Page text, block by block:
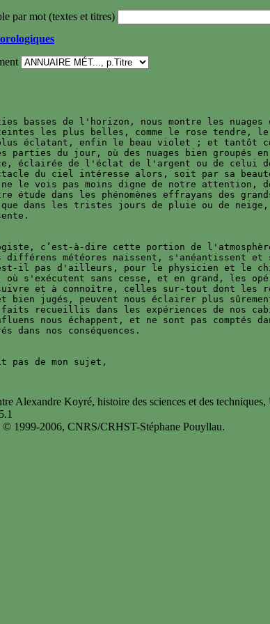
par mot (textes et titres)
basses de l'horizon, nous montre les nuages
teintes les plus belles, comme le rose tendre, le
éclatant, enfin le beau violet ; et tantôt
parties du jour, où des nuages bien groupés en
éclairée de l'éclat de l'argent ou de celui
du ciel intéresse alors, soit par sa
le vois pas moins digne de notre attention,
étude dans les phénomènes effrayans des
dans les tristes jours de pluie ou de
c’est-à-dire cette portion de
météores naissent, s'anéantissent et
il pas d'ailleurs, pour le physicien et le
où s'exécutent sans cesse, et en grand, les
et à connoître, celles sur-tout dont les
bien jugés, peuvent nous éclairer plus
recueillis dans les expériences de nos
nous échappent, et ne sont pas comptés
dans nos conséquences.
Alexandre Koyré, histoire des sciences et des
1999-2006, CNRS/CRHST-Stéphane Pouyllau.